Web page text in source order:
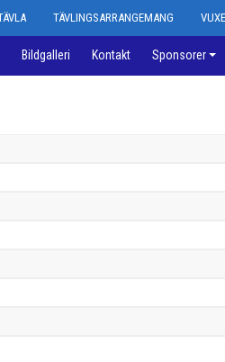
TÄVLINGSARRANGEMANG
Bildgalleri Kontakt Sponsorer